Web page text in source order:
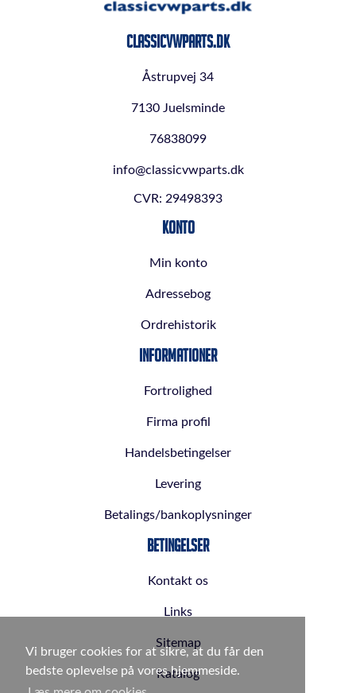
Vi bruger cookies for at sikre, at du får den
bedste oplevelse på vores hjemmeside.
ClassicVWParts.dk
Åstrupvej 34
7130 Juelsminde
76838099
info@classicvwparts.dk
CVR: 29498393
Konto
Min konto
Adressebog
Ordrehistorik
Informationer
Fortrolighed
Firma profil
Handelsbetingelser
Levering
Betalings/bankoplysninger
Betingelser
Kontakt os
Links
Sitemap
Katalog